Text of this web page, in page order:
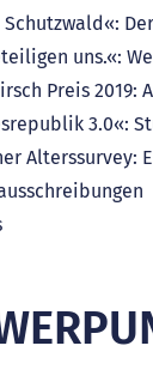
uns.«:
Preis 2019:
3.0«:
Alterssurvey: